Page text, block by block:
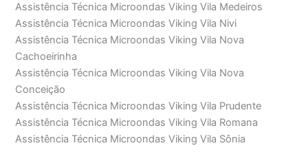
Assistência Técnica Microondas Viking Vila Medeiros
Assistência Técnica Microondas Viking Vila Nivi
Assistência Técnica Microondas Viking Vila Nova
Cachoeirinha
Assistência Técnica Microondas Viking Vila Nova
Conceição
Assistência Técnica Microondas Viking Vila Prudente
Assistência Técnica Microondas Viking Vila Romana
Assistência Técnica Microondas Viking Vila Sônia